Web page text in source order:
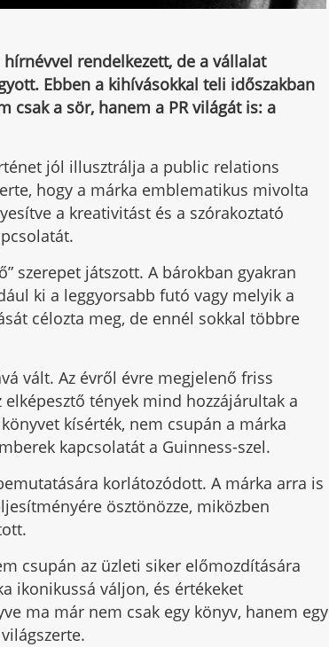
rendelkezett, de a vállalat
Ebben a kihívásokkal teli időszakban
csak a sör, hanem a PR világát is: a
jól illusztrálja a public relations
hogy a márka emblematikus mivolta
a kreativitást és a szórakoztató
szerepet játszott. A bárokban gyakran
ki a leggyorsabb futó vagy melyik a
célozta meg, de ennél sokkal többre
vált. Az évről évre megjelenő friss
tények mind hozzájárultak a
kísérték, nem csupán a márka
kapcsolatát a Guinness-szel.
korlátozódott. A márka arra is
ösztönözze, miközben
csupán az üzleti siker előmozdítására
ikonikussá váljon, és értékeket
ma már nem csak egy könyv, hanem egy